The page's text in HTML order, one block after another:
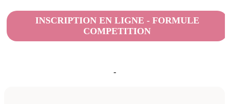
INSCRIPTION EN LIGNE - FORMULE
COMPETITION
-